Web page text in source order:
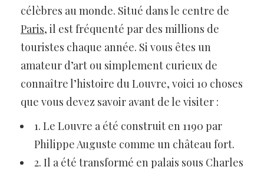
célèbres au monde. Situé dans le centre de
Paris, il est fréquenté par des millions de
touristes chaque année. Si vous êtes un
amateur d’art ou simplement curieux de
connaître l’histoire du Louvre, voici 10 choses
que vous devez savoir avant de le visiter :
1. Le Louvre a été construit en 1190 par
Philippe Auguste comme un château fort.
2. Il a été transformé en palais sous Charles